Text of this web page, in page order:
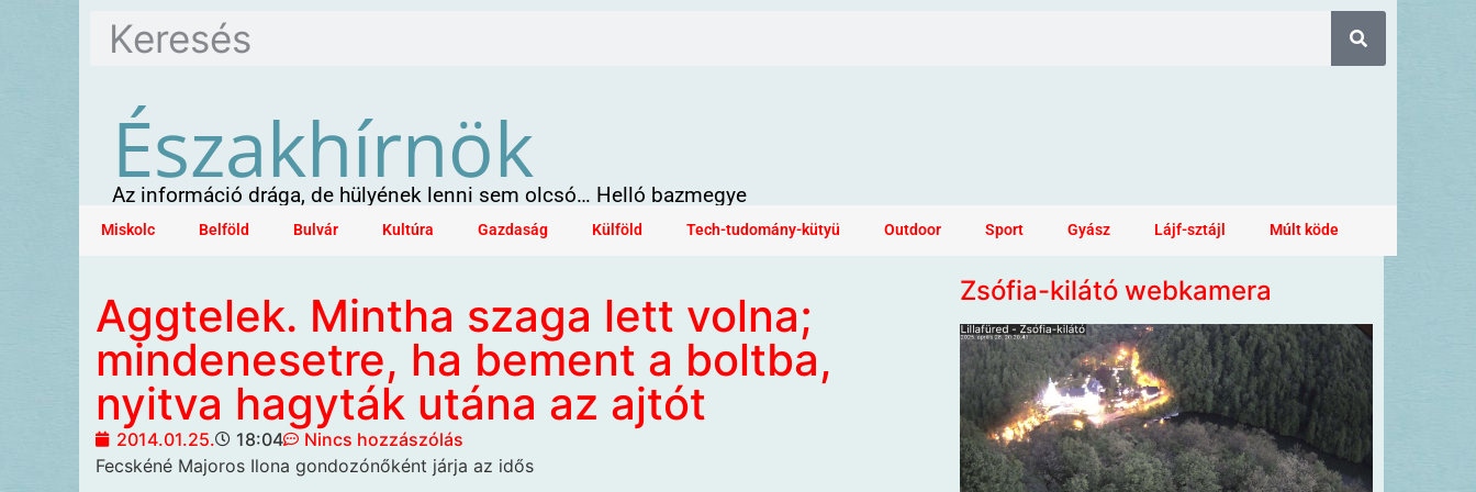
Északhírnök
Az információ drága, de hülyének lenni sem olcsó… Helló bazmegye
Miskolc Belföld Bulvár Kultúra Gazdaság Külföld Tech-tudomány-kütyü Outdoor Sport Gyász Lájf-sztájl Múlt köde
Aggtelek. Mintha szaga lett volna;
mindenesetre, ha bement a boltba,
nyitva hagyták utána az ajtót
2014.01.25. 18:04
Nincs hozzászólás
Fecskéné Majoros Ilona gondozónőként járja az idős
Zsófia-kilátó webkamera